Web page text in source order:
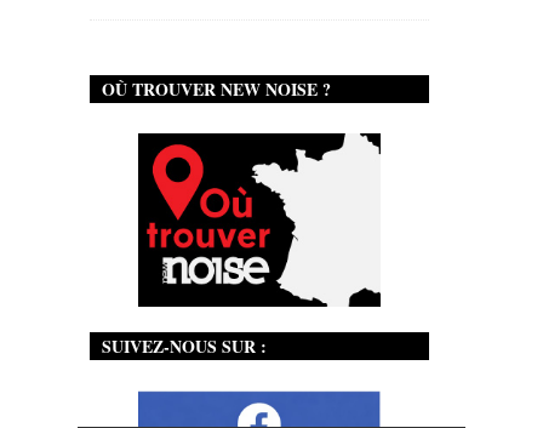
OÙ TROUVER NEW NOISE ?
SUIVEZ-NOUS SUR :